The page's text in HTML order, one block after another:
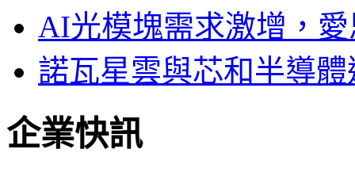
AI光模塊需求激增，
諾瓦星雲與芯和半導
企業快訊